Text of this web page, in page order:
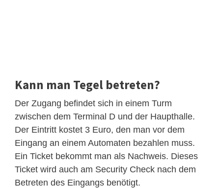
Kann man Tegel betreten?
Der Zugang befindet sich in einem Turm
zwischen dem Terminal D und der Haupthalle.
Der Eintritt kostet 3 Euro, den man vor dem
Eingang an einem Automaten bezahlen muss.
Ein Ticket bekommt man als Nachweis. Dieses
Ticket wird auch am Security Check nach dem
Betreten des Eingangs benötigt.